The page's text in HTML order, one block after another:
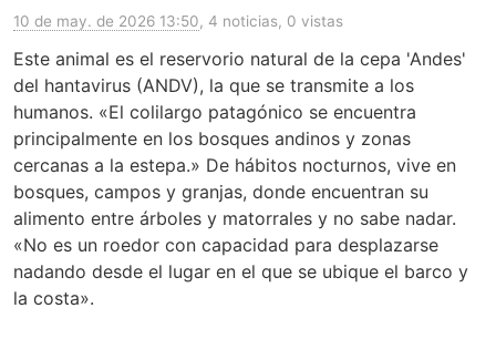
10 de may. de 2026 13:50, 4 noticias, 0 vistas
Este animal es el reservorio natural de la cepa 'Andes'
del hantavirus (ANDV), la que se transmite a los
humanos. «El colilargo patagónico se encuentra
principalmente en los bosques andinos y zonas
cercanas a la estepa.» De hábitos nocturnos, vive en
bosques, campos y granjas, donde encuentran su
alimento entre árboles y matorrales y no sabe nadar.
«No es un roedor con capacidad para desplazarse
nadando desde el lugar en el que se ubique el barco y
la costa».